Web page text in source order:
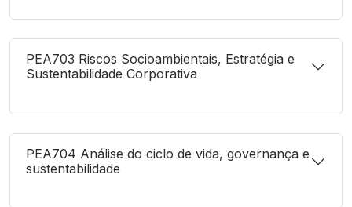
PEA703 Riscos Socioambientais, Estratégia e
Sustentabilidade Corporativa
PEA704 Análise do ciclo de vida, governança e
sustentabilidade